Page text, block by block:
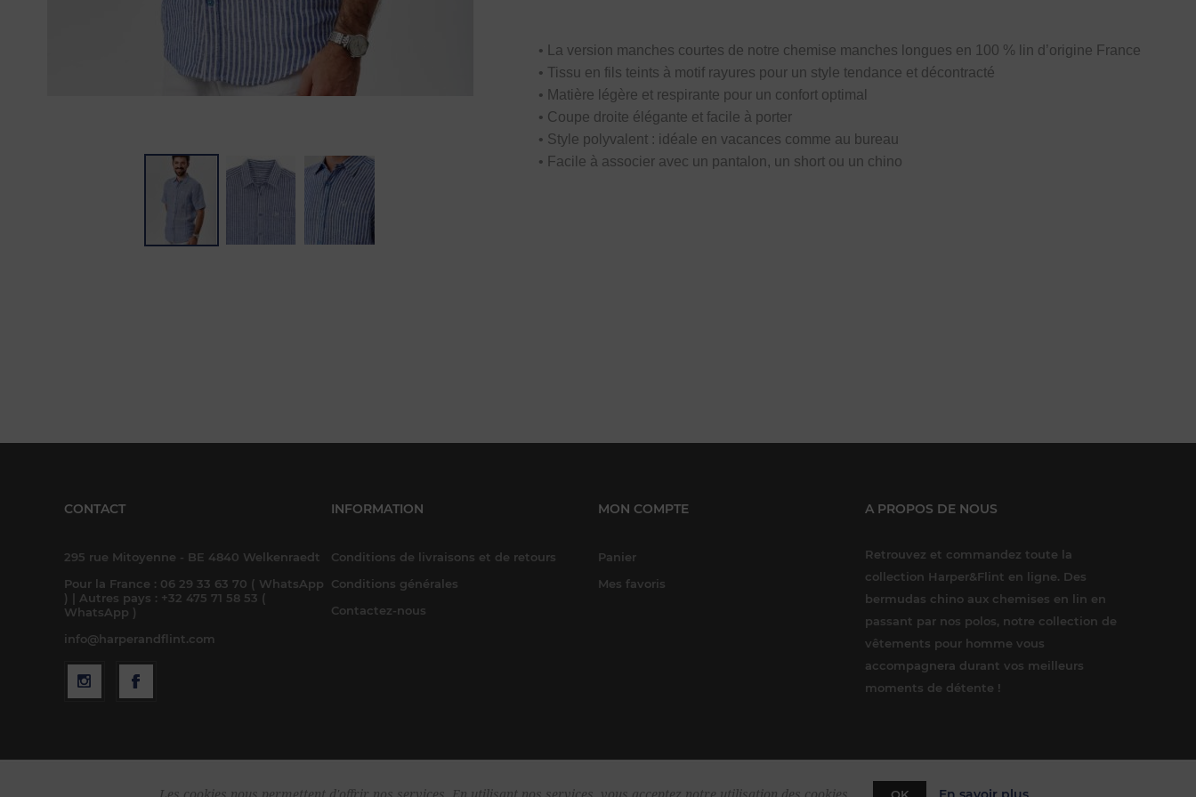
• La version manches courtes de notre chemise manches longues en 100 % lin d’origine France
• Tissu en fils teints à motif rayures pour un style tendance et décontracté
• Matière légère et respirante pour un confort optimal
• Coupe droite élégante et facile à porter
• Style polyvalent : idéale en vacances comme au bureau
• Facile à associer avec un pantalon, un short ou un chino
CONTACT
295 rue Mitoyenne - BE 4840 Welkenraedt
Pour la France : 06 29 33 63 70 ( WhatsApp
) | Autres pays : +32 475 71 58 53 (
WhatsApp )
info@harperandflint.com
INFORMATION
Conditions de livraisons et de retours
Conditions générales
Contactez-nous
MON COMPTE
Panier
Mes favoris
A PROPOS DE NOUS
Retrouvez et commandez toute la
collection Harper&Flint en ligne. Des
bermudas chino aux chemises en lin en
passant par nos polos, notre collection de
vêtements pour homme vous
accompagnera durant vos meilleurs
moments de détente !